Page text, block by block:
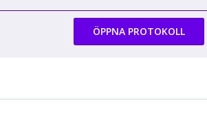
ÖPPNA PROTOKOLL